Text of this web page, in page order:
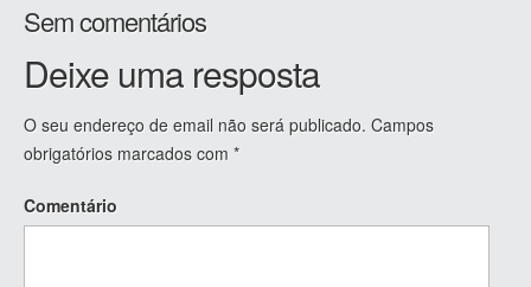
Sem comentários
Deixe uma resposta
O seu endereço de email não será publicado. Campos
obrigatórios marcados com *
Comentário